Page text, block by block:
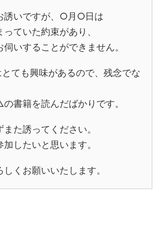
誘いですが、○月○日は
っていた約束があり、
いすることができません。
も興味があるので、残念でな
書籍を読んだばかりです。
た誘ってください。
したいと思います。
しくお願いいたします。